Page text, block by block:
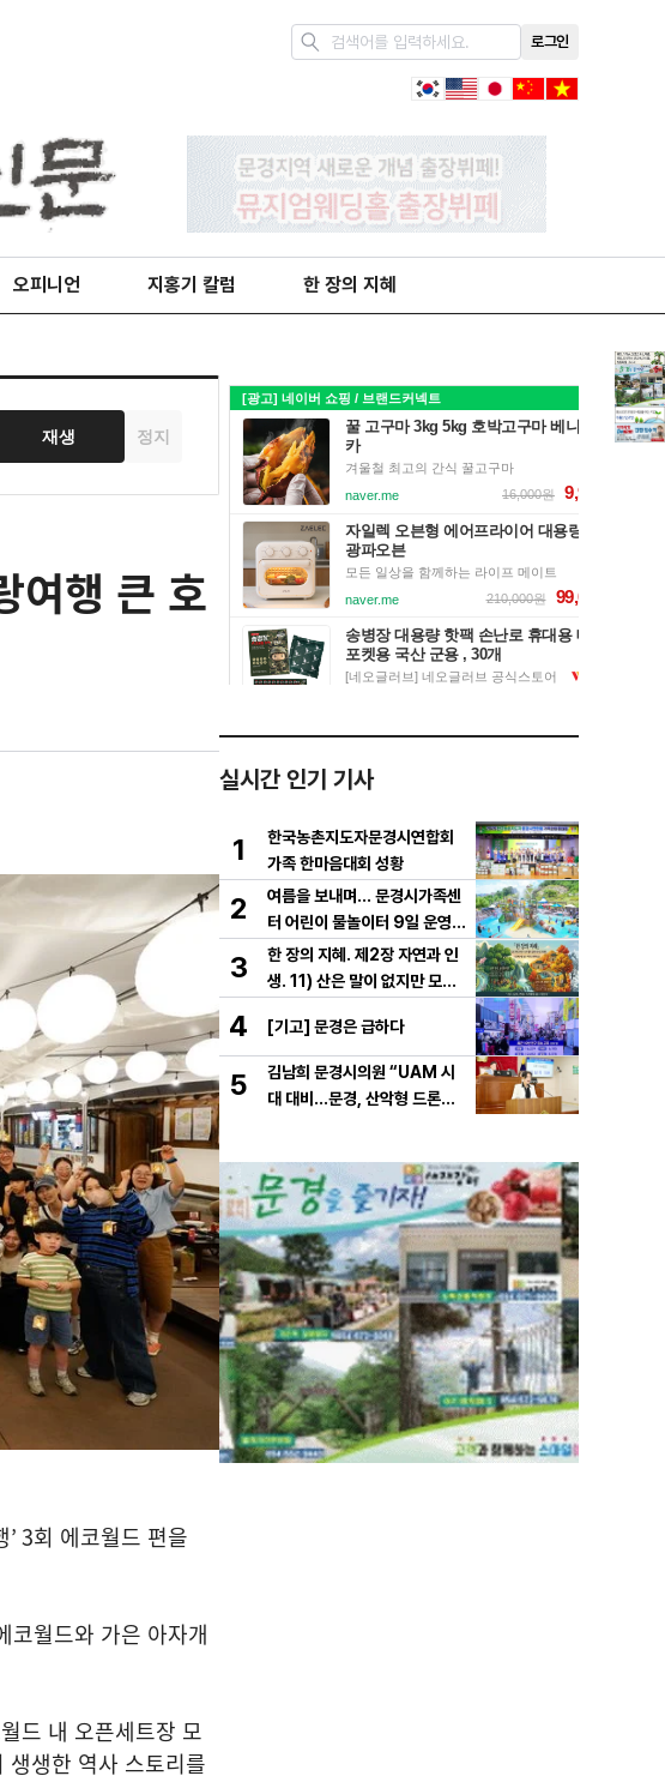
로그인
오피니언 지홍기 칼럼 한 장의 지혜
재생 정지
여행 큰 호
’ 3회 에코월드 편을
코월드와 가은 아자개
드 내 오픈세트장 모
생한 역사 스토리를
실시간 인기 기사
1
한국농촌지도자문경시연합회
가족 한마음대회 성황
2
여름을 보내며… 문경시가족센
터 어린이 물놀이터 9일 운영
마무리
3
한 장의 지혜. 제2장 자연과 인
생. 11) 산은 말이 없지만 모든
4 [기고] 문경은 급하다
5
김남희 문경시의원 “UAM 시
대 대비…문경, 산악형 드론산